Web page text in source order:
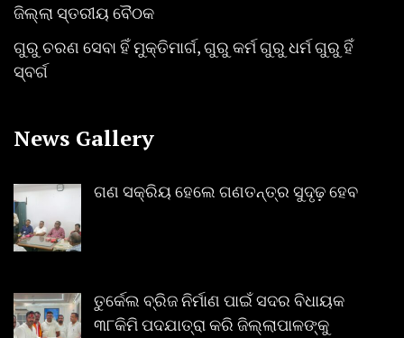
ଜିଲ୍ଲା ସ୍ତରୀୟ ବୈଠକ
ଗୁରୁ ଚରଣ ସେବା ହିଁ ମୁକ୍ତିମାର୍ଗ, ଗୁରୁ କର୍ମ ଗୁରୁ ଧର୍ମ ଗୁରୁ ହିଁ
ସ୍ବର୍ଗ
News Gallery
ଗଣ ସକ୍ରିୟ ହେଲେ ଗଣତନ୍ତ୍ର ସୁଦୃଢ଼ ହେବ
ତୁର୍କେଲ ବ୍ରିଜ ନିର୍ମାଣ ପାଇଁ ସଦର ବିଧାୟକ
୩୮କିମି ପଦଯାତ୍ରା କରି ଜିଲ୍ଲାପାଳଙ୍କୁ